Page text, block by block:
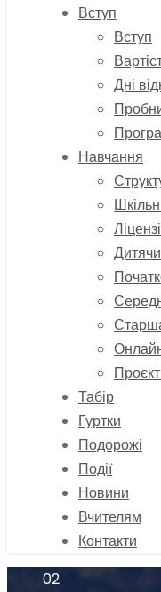
Вступ
Вступ
Дні
Навчання
Табір
Гуртки
Подорожі
Події
Новини
Вчителям
Контакти
02